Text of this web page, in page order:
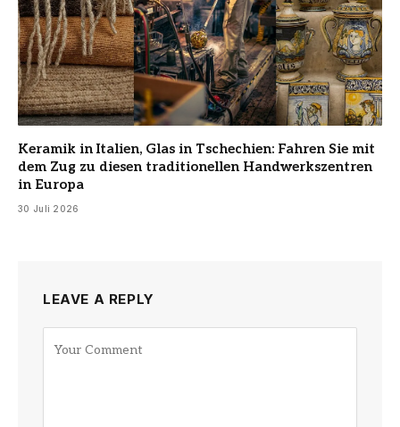
Keramik in Italien, Glas in Tschechien: Fahren Sie mit
dem Zug zu diesen traditionellen Handwerkszentren
in Europa
30 Juli 2026
LEAVE A REPLY